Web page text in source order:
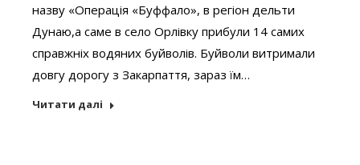
назву «Операція «Буффало», в регіон дельти
Дунаю,а саме в село Орлівку прибули 14 самих
справжніх водяних буйволів. Буйволи витримали
довгу дорогу з Закарпаття, зараз їм…
Читати далі